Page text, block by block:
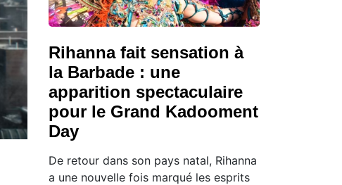
Rihanna fait sensation à
la Barbade : une
apparition spectaculaire
pour le Grand Kadooment
Day
De retour dans son pays natal, Rihanna
a une nouvelle fois marqué les esprits